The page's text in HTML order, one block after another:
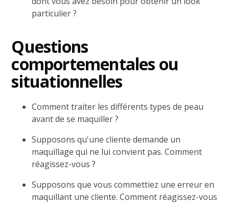
particulier ?
Questions
comportementales ou
situationnelles
Comment traiter les différents types de peau
avant de se maquiller ?
Supposons qu'une cliente demande un
maquillage qui ne lui convient pas. Comment
réagissez-vous ?
Supposons que vous commettiez une erreur en
maquillant une cliente. Comment réagissez-vous